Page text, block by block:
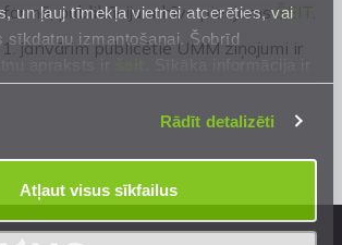
un ļauj tīmekļa vietnei atcerēties, vai
sīkdatņu izmantošanai. Šobrīd
apraksts ir
. Sīkāka informācija ir
atrunā.
Rādīt detalizēti
Atļaut visus sīkfailus
publikāciju arhīvs pieejamsŠEIT.
janvārim publicētie UMM ziņojumi ir